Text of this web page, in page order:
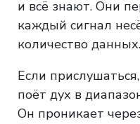
и всё знают. Они
каждый сигнал
количество данных.
Если
поёт дух в
Он проникает